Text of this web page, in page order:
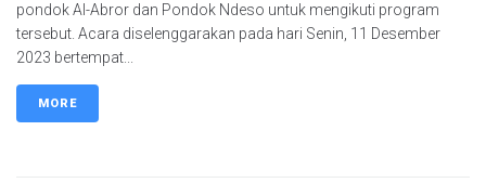
pondok Al-Abror dan Pondok Ndeso untuk mengikuti program
tersebut. Acara diselenggarakan pada hari Senin, 11 Desember
2023 bertempat...
MORE